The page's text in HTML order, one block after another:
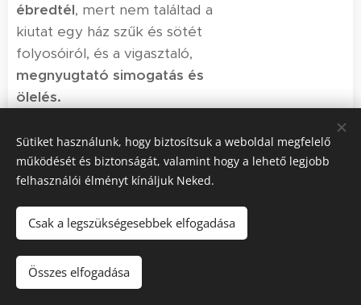
ébredtél, mert nem találtad a
kiutat egy ház szűk és sötét
folyosóiról, és a vigasztaló,
megnyugtató simogatás és
ölelés.
© 2025Életed Regénye.
Az oldalt a
Sütiket használunk, hogy biztosítsuk a weboldal megfelelő
működését és biztonságát, valamint hogy a lehető legjobb
felhasználói élményt kínáljuk Neked.
Csak a legszükségesebbek elfogadása
Összes elfogadása